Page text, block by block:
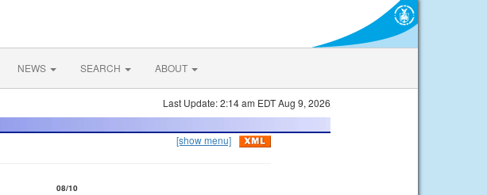
NEWS SEARCH ABOUT
Last Update: 2:14 am EDT Aug 9, 2026
[show menu]
08/10